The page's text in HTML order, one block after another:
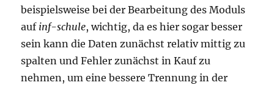
beispielsweise bei der Bearbeitung des Moduls
auf inf-schule, wichtig, da es hier sogar besser
sein kann die Daten zunächst relativ mittig zu
spalten und Fehler zunächst in Kauf zu
nehmen, um eine bessere Trennung in der